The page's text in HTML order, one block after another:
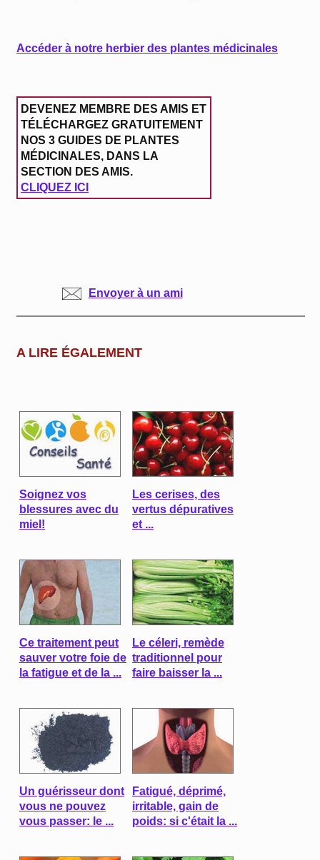
Accéder à notre herbier des plantes médicinales
DEVENEZ MEMBRE DES AMIS ET
TÉLÉCHARGEZ GRATUITEMENT
NOS 3 GUIDES DE PLANTES
MÉDICINALES, DANS LA
SECTION DES AMIS.
CLIQUEZ ICI
Envoyer à un ami
A LIRE ÉGALEMENT
Soignez vos
blessures avec du
miel!
Les cerises, des
vertus dépuratives
et ...
Ce traitement peut
sauver votre foie de
la fatigue et de la ...
Le céleri, remède
traditionnel pour
faire baisser la ...
Un guérisseur dont
vous ne pouvez
vous passer: le ...
Fatigué, déprimé,
irritable, gain de
poids: si c'était la ...